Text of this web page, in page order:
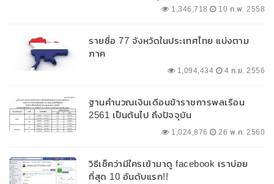
1,346,718 10 ก.พ. 2558
รายชื่อ 77 จังหวัดในประเทศไทย แบ่งตาม
ภาค
1,094,434 4 ก.ย. 2556
ฐานคำนวณเงินเดือนข้าราชการพลเรือน
2561 เป็นต้นไป ถึงปัจจุบัน
1,024,876 26 พ.ค. 2560
วิธีเช็คว่ามีใครเข้ามาดู facebook เราบ่อย
ที่สุด 10 อันดับแรก!!